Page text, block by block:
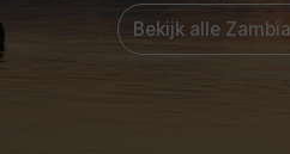
Bekijk alle